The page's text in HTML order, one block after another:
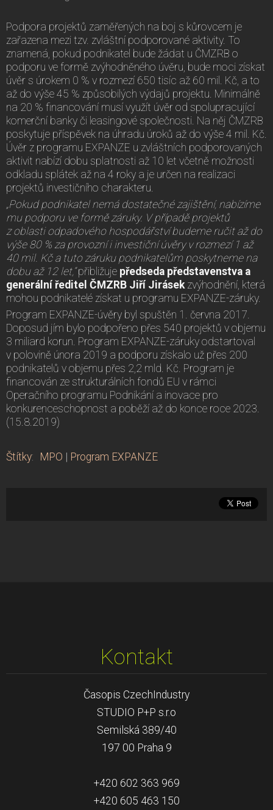
Podpora projektů zaměřených na boj s kůrovcem je
zařazena mezi tzv. zvláštní podporované aktivity. To
znamená, pokud podnikatel bude žádat u ČMZRB o
podporu ve formě zvýhodněného úvěru, bude moci získat
úvěr s úrokem 0 % v rozmezí 650 tisíc až 60 mil. Kč, a to
až do výše 45 % způsobilých výdajů projektu. Minimálně
na 20 % financování musí využít úvěr od spolupracující
komerční banky či leasingové společnosti. Na něj ČMZRB
poskytuje příspěvek na úhradu úroků až do výše 4 mil. Kč.
Úvěr z programu EXPANZE u zvláštních podporovaných
aktivit nabízí dobu splatnosti až 10 let včetně možnosti
odkladu splátek až na 4 roky a je určen na realizaci
projektů investičního charakteru.
„Pokud podnikatel nemá dostatečné zajištění, nabízíme
mu podporu ve formě záruky. V případě projektů
z oblasti odpadového hospodářství budeme ručit až do
výše 80 % za provozní i investiční úvěry v rozmezí 1 až
40 mil. Kč a tuto záruku podnikatelům poskytneme na
dobu až 12 let,“přibližuje předseda představenstva a
generální ředitel ČMZRB Jiří Jirásek zvýhodnění, která
mohou podnikatelé získat u programu EXPANZE-záruky.
Program EXPANZE-úvěry byl spuštěn 1. června 2017.
Doposud jím bylo podpořeno přes 540 projektů v objemu
3 miliard korun. Program EXPANZE-záruky odstartoval
v polovině února 2019 a podporu získalo už přes 200
podnikatelů v objemu přes 2,2 mld. Kč. Program je
financován ze strukturálních fondů EU v rámci
Operačního programu Podnikání a inovace pro
konkurenceschopnost a poběží až do konce roce 2023.
(15.8.2019)
Štítky: MPO | Program EXPANZE
Kontakt
Časopis CzechIndustry
STUDIO P+P s.r.o
Semilská 389/40
197 00 Praha 9
+420 602 363 969
+420 605 463 150